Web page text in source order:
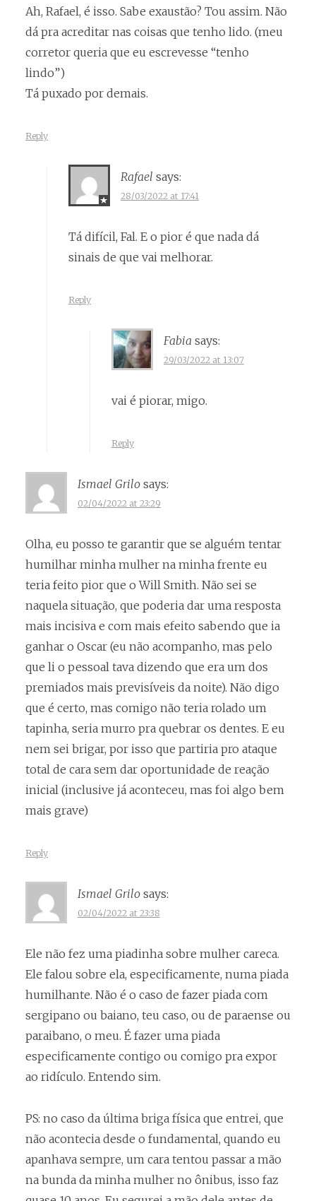
Ah, Rafael, é isso. Sabe exaustão? Tou assim. Não
dá pra acreditar nas coisas que tenho lido. (meu
corretor queria que eu escrevesse “tenho
lindo”)
Tá puxado por demais.
Reply
Rafael says:
28/03/2022 at 17:41
Tá difícil, Fal. E o pior é que nada dá
sinais de que vai melhorar.
Reply
Fabia says:
29/03/2022 at 13:07
vai é piorar, migo.
Reply
Ismael Grilo says:
02/04/2022 at 23:29
Olha, eu posso te garantir que se alguém tentar
humilhar minha mulher na minha frente eu
teria feito pior que o Will Smith. Não sei se
naquela situação, que poderia dar uma resposta
mais incisiva e com mais efeito sabendo que ia
ganhar o Oscar (eu não acompanho, mas pelo
que li o pessoal tava dizendo que era um dos
premiados mais previsíveis da noite). Não digo
que é certo, mas comigo não teria rolado um
tapinha, seria murro pra quebrar os dentes. E eu
nem sei brigar, por isso que partiria pro ataque
total de cara sem dar oportunidade de reação
inicial (inclusive já aconteceu, mas foi algo bem
mais grave)
Reply
Ismael Grilo says:
02/04/2022 at 23:38
Ele não fez uma piadinha sobre mulher careca.
Ele falou sobre ela, especificamente, numa piada
humilhante. Não é o caso de fazer piada com
sergipano ou baiano, teu caso, ou de paraense ou
paraibano, o meu. É fazer uma piada
especificamente contigo ou comigo pra expor
ao ridículo. Entendo sim.
PS: no caso da última briga física que entrei, que
não acontecia desde o fundamental, quando eu
apanhava sempre, um cara tentou passar a mão
na bunda da minha mulher no ônibus, isso faz